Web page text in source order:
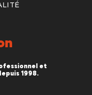
et
1998.